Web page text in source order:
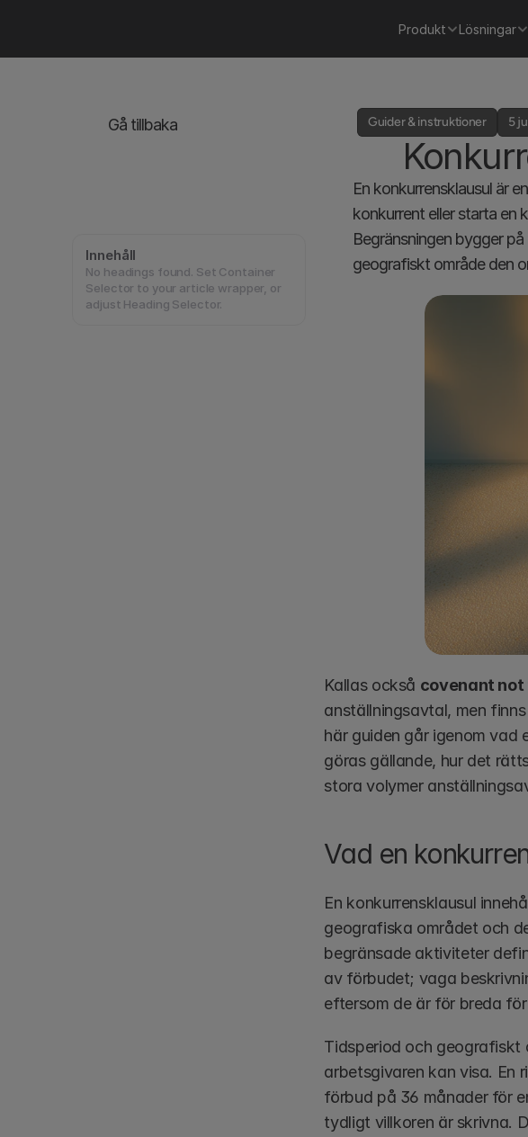
Produkt Lösningar
Gå tillbaka
Innehåll
No headings found. Set Container
Selector to your article wrapper, or
adjust Heading Selector.
Guider & instruktioner 5
En konkurrensklausul är
konkurrent eller starta en
Begränsningen bygger
geografiskt område den
Kallas också covenant
anställningsavtal, men
här guiden går igenom vad
göras gällande, hur det
stora volymer
Vad en
En konkurrensklausul
geografiska området och
begränsade aktiviteter
av förbudet; vaga
eftersom de är för breda
Tidsperiod och geografiskt
arbetsgivaren kan visa. En
förbud på 36 månader för
tydligt villkoren är skrivna.